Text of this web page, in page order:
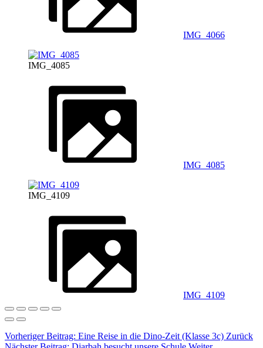
IMG_4066
IMG_4085
IMG_4085
IMG_4109
IMG_4109
Vorheriger Beitrag: Eine Reise in die Dino-Zeit (Klasse 3c) Zurück